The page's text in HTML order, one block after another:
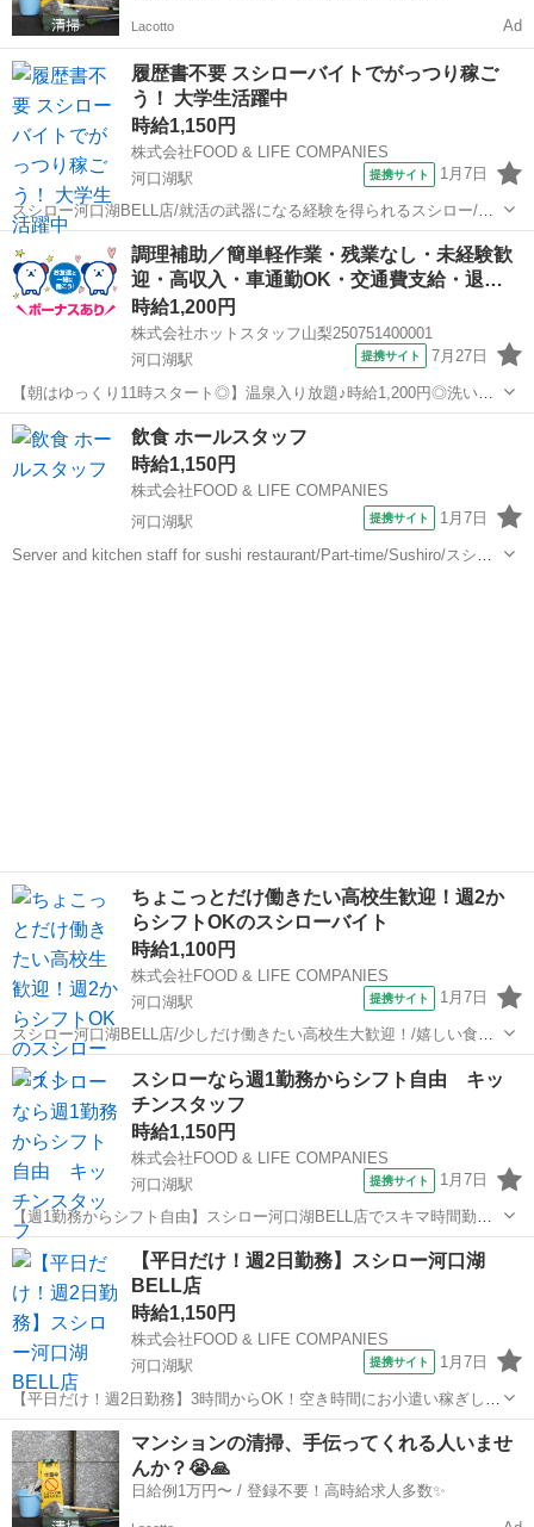
Lacotto Ad
履歴書不要 スシローバイトでがっつり稼ご
う！ 大学生活躍中
時給1,150円
株式会社FOOD & LIFE COMPANIES
河口湖駅
提携サイト 1月7日
スシロー河口湖BELL店/就活の武器になる経験を得られるスシロー/サ
ークル、授業と両立応援！/ホールスタッフ/給与前払い制度あり ●仕事
内容がシンプル♪ →調理業務は、しゃりにネタを乗せるだけ。 接客業
務は、基本的にお客さま...
南都留郡 河口湖駅 レストラン
調理補助／簡単軽作業・残業なし・未経験歓
迎・高収入・車通勤OK・交通費支給・退…
時給1,200円
株式会社ホットスタッフ山梨250751400001
河口湖駅
提携サイト 7月27日
【朝はゆっくり11時スタート◎】温泉入り放題♪時給1,200円◎洗い
場・調理補助スタッフ募集！ 《 洗い場及び調理補助スタッフ 》 厨
房内での洗い物と 簡単な調理補助をお願いします！ ●洗い場業務 サ
ービス...
山梨 南都留郡
飲食 ホールスタッフ
時給1,150円
株式会社FOOD & LIFE COMPANIES
河口湖駅
提携サイト 1月7日
Server and kitchen staff for sushi restaurant/Part-time/Sushiro/スシロ
ちょこっとだけ働きたい高校生歓迎！週2か
らシフトOKのスシローバイト
時給1,100円
株式会社FOOD & LIFE COMPANIES
河口湖駅
提携サイト 1月7日
スシロー河口湖BELL店/少しだけ働きたい高校生大歓迎！/嬉しい食事
補助（30％OFF）/給与前払い制度あり 1日3時間からOK！ ※高校生は
法律に則って夜9時59分までです。 ●仕事内容がシンプル♪ →調理業務
は、しゃり...
山梨 河口湖駅 キッチン
スシローなら週1勤務からシフト自由 キッ
チンスタッフ
時給1,150円
株式会社FOOD & LIFE COMPANIES
河口湖駅
提携サイト 1月7日
【週1勤務からシフト自由】スシロー河口湖BELL店でスキマ時間勤務
しませんか？/キッチンスタッフ/給与前払い制度あり 【働くのは空い
ている日だけでOK】 ■週1日からOK ■3時間以上の短時間勤務OK ■週
1シフト提出 ■応...
山梨 南都留郡 河口湖駅 キッチン
【平日だけ！週2日勤務】スシロー河口湖
BELL店
時給1,150円
株式会社FOOD & LIFE COMPANIES
河口湖駅
提携サイト 1月7日
【平日だけ！週2日勤務】3時間からOK！空き時間にお小遣い稼ぎしま
せんか？/スシロー河口湖BELL店/給与前払い制度あり 【平日の空き時
間を有効活用しませんか？】 「火曜と木曜の昼間は空いている」 「月
曜と水曜の夕方以降は暇...
山梨 南都留郡 キッチン
マンションの清掃、手伝ってくれる人いませ
んか？😭🙏
日給例1万円〜 / 登録不要！高時給求人多数✨